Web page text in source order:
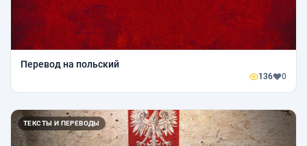
Перевод на польский
136 0
ТЕКСТЫ И ПЕРЕВОДЫ